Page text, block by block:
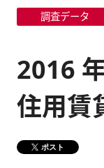
調査データ
2016
住用賃
ポスト